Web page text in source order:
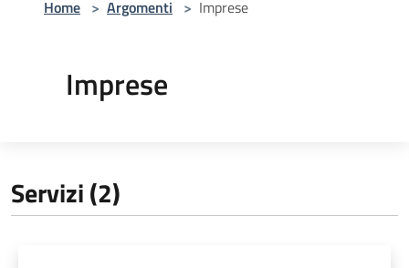
Home > Argomenti > Imprese
Imprese
Servizi (2)